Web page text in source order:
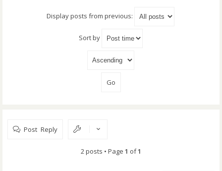
Display posts from previous:
Sort by
Post Reply
2 posts • Page 1 of1